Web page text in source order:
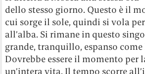
dello stesso giorno. Questo è il
cui sorge il sole, quindi si vola
all’alba. Si rimane in questo
grande, tranquillo, espanso come
Dovrebbe essere il momento per
un’intera vita. Il tempo scorre